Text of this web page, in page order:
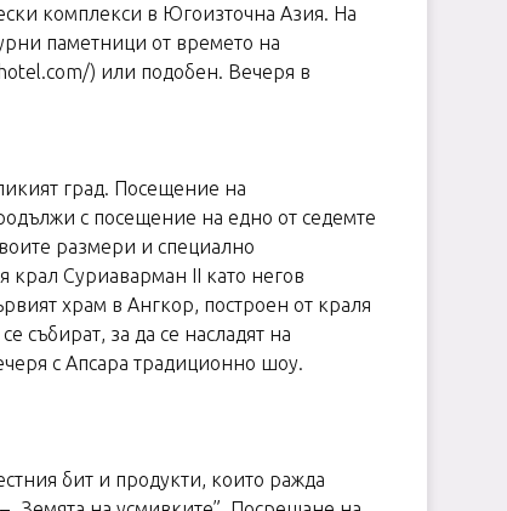
комплекси в Югоизточна Азия. На
паметници от времето на
) или подобен. Вечеря в
град. Посещение на
с посещение на едно от седемте
размери и специално
крал Суриаварман II като негов
храм в Ангкор, построен от краля
събират, за да се насладят на
с Апсара традиционно шоу.
бит и продукти, които ражда